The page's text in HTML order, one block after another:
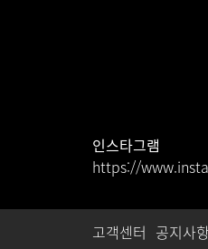
인스타그램
https://
고객센터 공지사항